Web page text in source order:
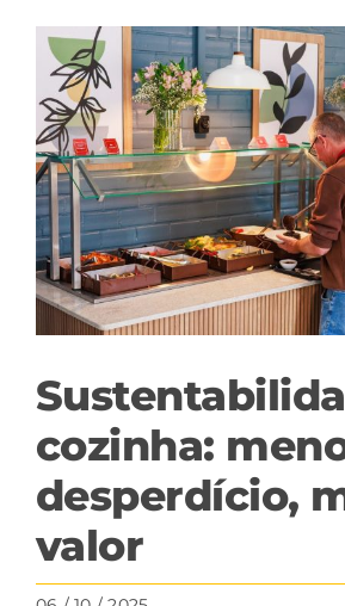
View
Larger
Image
cozinha:
desperdício,
valor